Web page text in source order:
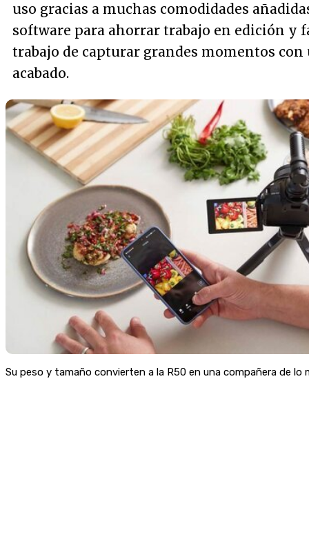
uso gracias a muchas comodidades
software para ahorrar trabajo en edición y
trabajo de capturar grandes momentos con
acabado.
Su peso y tamaño convierten a la R50 en una compañera de lo